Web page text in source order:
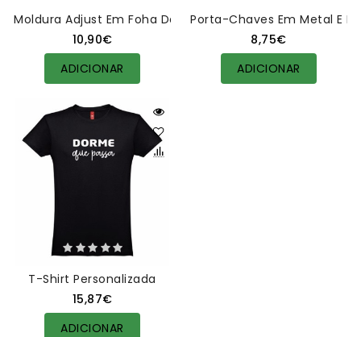
Moldura Adjust Em Foha De Alumínio Personalizada
10,90€
ADICIONAR
Porta-Chaves Em Metal E
8,75€
ADICIONAR
T-Shirt Personalizada
15,87€
ADICIONAR